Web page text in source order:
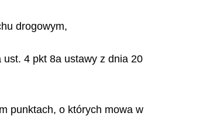
drogowym,
4 pkt 8a ustawy z dnia 20
punktach, o których mowa w